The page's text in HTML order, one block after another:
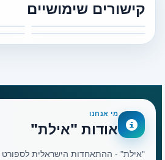
קישורים שימושיים
מי אנחנו
אודות "אילת"
"אילת" - ההתאחדות הישראלית לספורט